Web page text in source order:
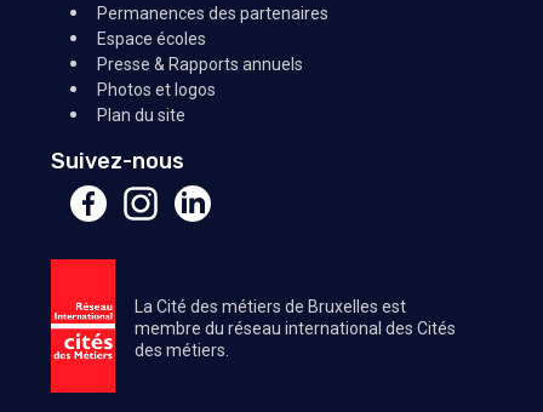
Permanences des partenaires
Espace écoles
Presse & Rapports annuels
Photos et logos
Plan du site
Suivez-nous
La Cité des métiers de Bruxelles est
membre du réseau international des Cités
des métiers.